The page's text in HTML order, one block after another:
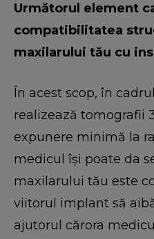
Următorul element
compatibilitatea
maxilarului tău cu
În acest scop, în
realizează tomografii
expunere minimă la
medicul își poate da
maxilarului tău este
viitorul implant să
ajutorul cărora